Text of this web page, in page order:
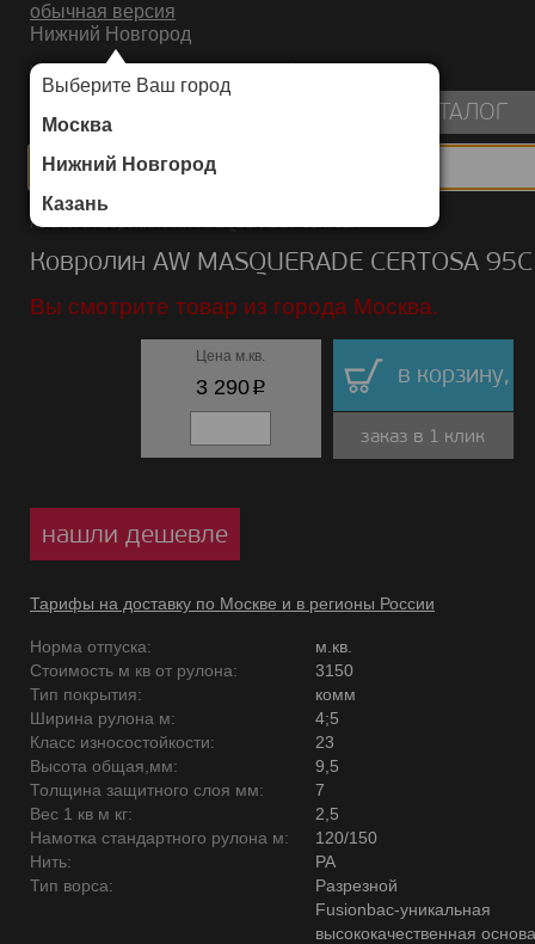
обычная версия
Нижний Новгород
Выберите Ваш город
Москва
Нижний Новгород
Казань
ИНТЕРНЕТ-МАГАЗИН НАПОЛЬНЫХ ПОКРЫТИЙ
КАТАЛОГ
Каталог/Ковролин/AW MASQUERADE/CERTOSA
Ковролин AW MASQUERADE CERTOSA 95C
Вы смотрите товар из города Москва.
Цена м.кв.
3 290p в корзину,
заказ в 1 клик
нашли дешевле
Тарифы на доставку по Москве и в регионы России
Норма отпуска:
м.кв.
Стоимость м кв от рулона:
3150
Тип покрытия:
комм
Ширина рулона м:
4;5
Класс износостойкости:
23
Высота общая,мм:
9,5
Толщина защитного слоя мм:
7
Вес 1 кв м кг:
2,5
Намотка стандартного рулона м:
120/150
Нить:
PA
Тип ворса:
Разрезной
Fusionbac-уникальная
высококачественная основа